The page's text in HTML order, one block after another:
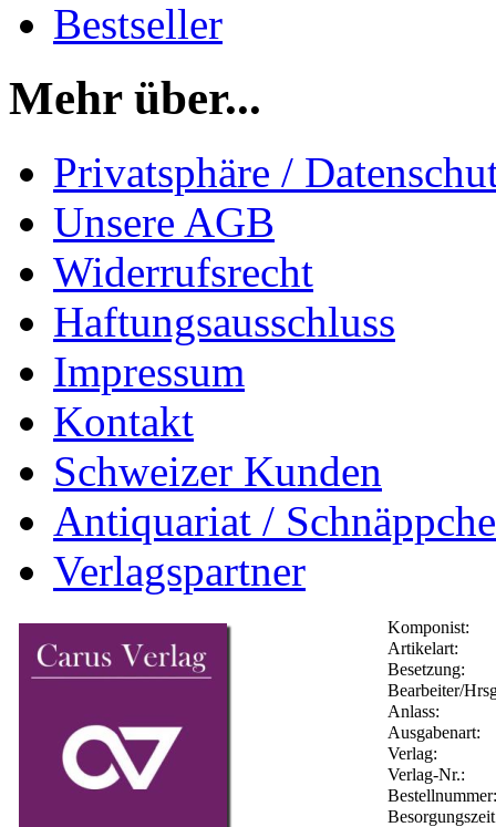
Bestseller
Mehr über...
Privatsphäre /
Unsere AGB
Widerrufsrecht
Haftungsausschluss
Impressum
Kontakt
Schweizer Kunden
Antiquariat /
Verlagspartner
Komponist:
Artikelart:
Besetzung:
Bearbeiter/
Anlass:
Ausgabenart:
Verlag:
Verlag-Nr.: